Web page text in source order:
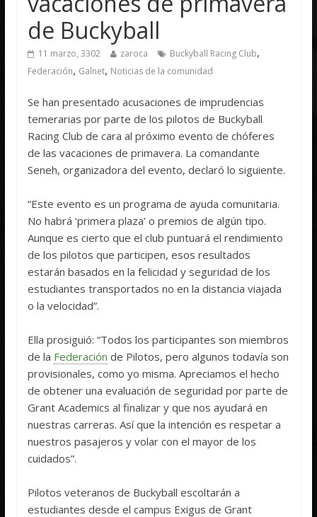
de Buckyball
11 marzo, 3302 zaroca Buckyball Racing Club,
Federación, Galnet, Noticias de la comunidad
Se han presentado acusaciones de imprudencias
temerarias por parte de los pilotos de Buckyball
Racing Club de cara al próximo evento de chóferes
de las vacaciones de primavera. La comandante
Seneh, organizadora del evento, declaró lo siguiente.
“Este evento es un programa de ayuda comunitaria.
No habrá ‘primera plaza’ o premios de algún tipo.
Aunque es cierto que el club puntuará el rendimiento
de los pilotos que participen, esos resultados
estarán basados en la felicidad y seguridad de los
estudiantes transportados no en la distancia viajada
o la velocidad”.
Ella prosiguió: “Todos los participantes son miembros
de la Federación de Pilotos, pero algunos todavía son
provisionales, como yo misma. Apreciamos el hecho
de obtener una evaluación de seguridad por parte de
Grant Academics al finalizar y que nos ayudará en
nuestras carreras. Así que la intención es respetar a
nuestros pasajeros y volar con el mayor de los
cuidados”.
Pilotos veteranos de Buckyball escoltarán a
estudiantes desde el campus Exigus de Grant